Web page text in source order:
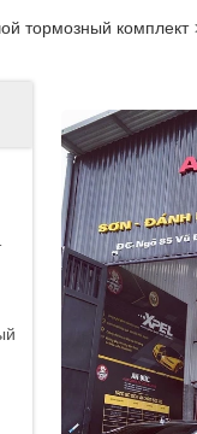
тормозный комплект